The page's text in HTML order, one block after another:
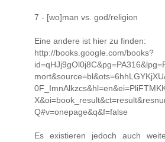
7 - [wo]man vs. god/religion
Eine andere ist hier zu finden:
http://books.google.com/books?
Q#v=onepage&q&f=false
Es existieren jedoch auch